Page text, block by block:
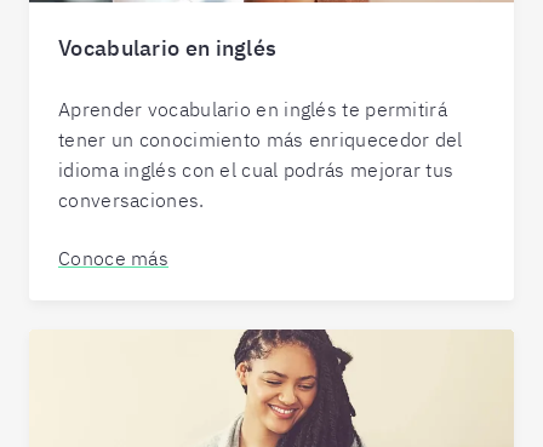
Vocabulario en inglés
Aprender vocabulario en inglés te permitirá
tener un conocimiento más enriquecedor del
idioma inglés con el cual podrás mejorar tus
conversaciones.
Conoce más